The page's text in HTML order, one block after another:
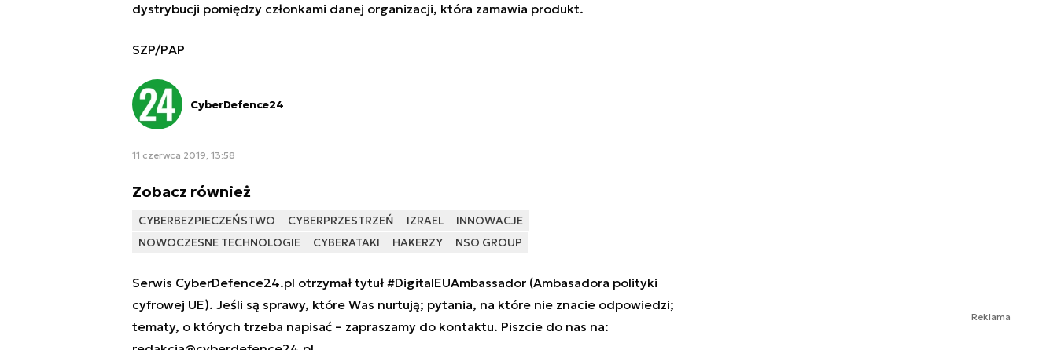
dystrybucji pomiędzy członkami danej organizacji, która zamawia produkt.
SZP/PAP
CyberDefence24
11 czerwca 2019, 13:58
Zobacz również
CYBERBEZPIECZEŃSTWO CYBERPRZESTRZEŃ IZRAEL
INNOWACJE
NOWOCZESNE TECHNOLOGIE
CYBERATAKI HAKERZY NSO GROUP
Serwis CyberDefence24.pl otrzymał tytuł #DigitalEUAmbassador (Ambasadora polityki
cyfrowej UE). Jeśli są sprawy, które Was nurtują; pytania, na które nie znacie odpowiedzi;
tematy, o których trzeba napisać – zapraszamy do kontaktu. Piszcie do nas na:
Reklama